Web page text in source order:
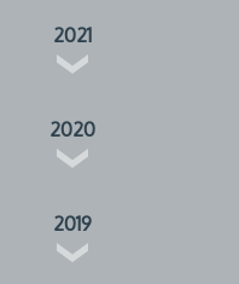
2021
2020
2019